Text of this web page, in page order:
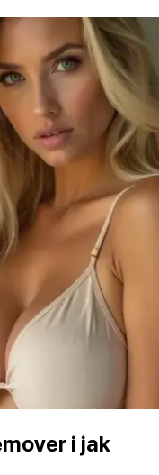
i jak